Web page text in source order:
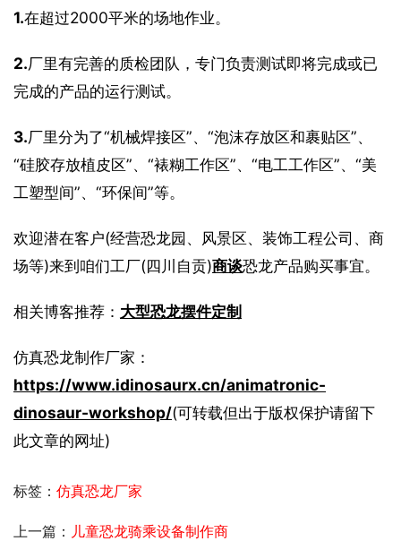
1.在超过2000平米的场地作业。
2.厂里有完善的质检团队，专门负责测试即将完成或已
完成的产品的运行测试。
3.厂里分为了“机械焊接区”、“泡沫存放区和裹贴区”、
“硅胶存放植皮区”、“裱糊工作区”、“电工工作区”、“美
工塑型间”、“环保间”等。
欢迎潜在客户(经营恐龙园、风景区、装饰工程公司、商
场等)来到咱们工厂(四川自贡)商谈恐龙产品购买事宜。
相关博客推荐： 大型恐龙摆件定制
仿真恐龙制作厂家：
https://www.idinosaurx.cn/animatronic-
dinosaur-workshop/(可转载但出于版权保护请留下
此文章的网址)
标签： 仿真恐龙厂家
上一篇： 儿童恐龙骑乘设备制作商